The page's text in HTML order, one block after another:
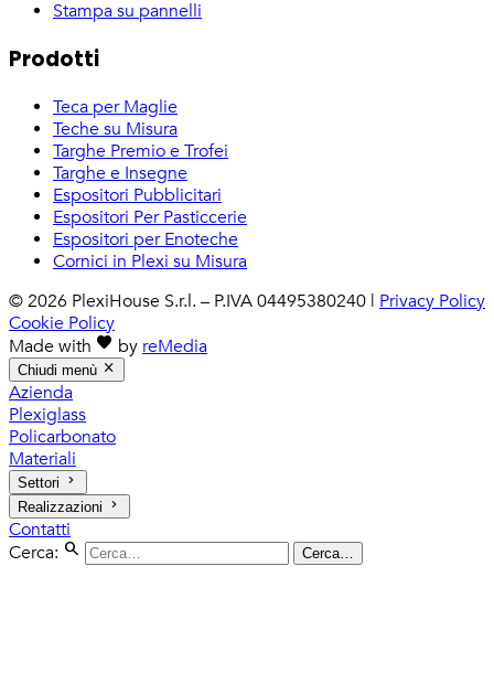
Stampa su pannelli
Prodotti
Teca per Maglie
Teche su Misura
Targhe Premio e Trofei
Targhe e Insegne
Espositori Pubblicitari
Espositori Per Pasticcerie
Espositori per Enoteche
Cornici in Plexi su Misura
© 2026 PlexiHouse S.r.l. – P.IVA 04495380240 | Privacy Policy
Cookie Policy
Made with favorite by reMedia
Chiudi menù close
Azienda
Plexiglass
Policarbonato
Materiali
Settori keyboard_arrow_right
Realizzazioni keyboard_arrow_right
Contatti
Cerca: search Cerca…